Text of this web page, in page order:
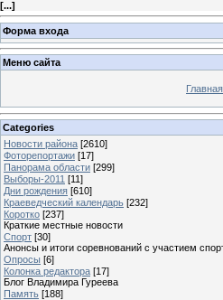
[...]
Форма входа
Меню сайта
Categories
Новости района [2610]
Фоторепортажи [17]
Панорама области [299]
Выборы-2011 [11]
Дни рождения [610]
Краеведческий календарь [232]
Коротко [237]
Краткие местные новости
Спорт [30]
Анонсы и итоги соревнований с участием
Опросы [6]
Колонка редактора [17]
Блог Владимира Гуреева
Память [188]